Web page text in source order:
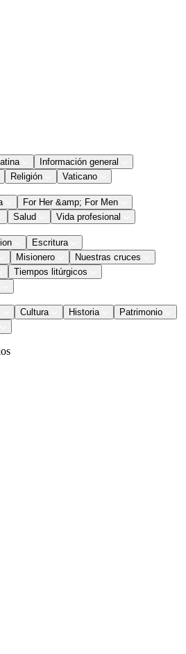
Información general
Religión Vaticano
For Her &amp; For Men
Salud Vida profesional
Escritura
Misionero
Nuestras cruces
Tiempos litúrgicos
Cultura Historia
Patrimonio